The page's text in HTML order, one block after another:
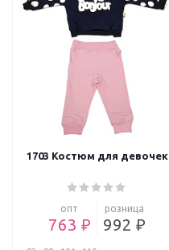
1703 Костюм для девочек
опт
763 ₽
розница
992 ₽